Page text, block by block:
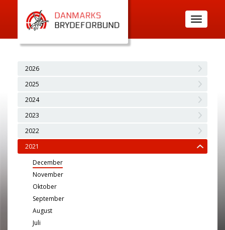
Toggle
navigation
2026
2025
2024
2023
2022
2021
December
November
Oktober
September
August
Juli